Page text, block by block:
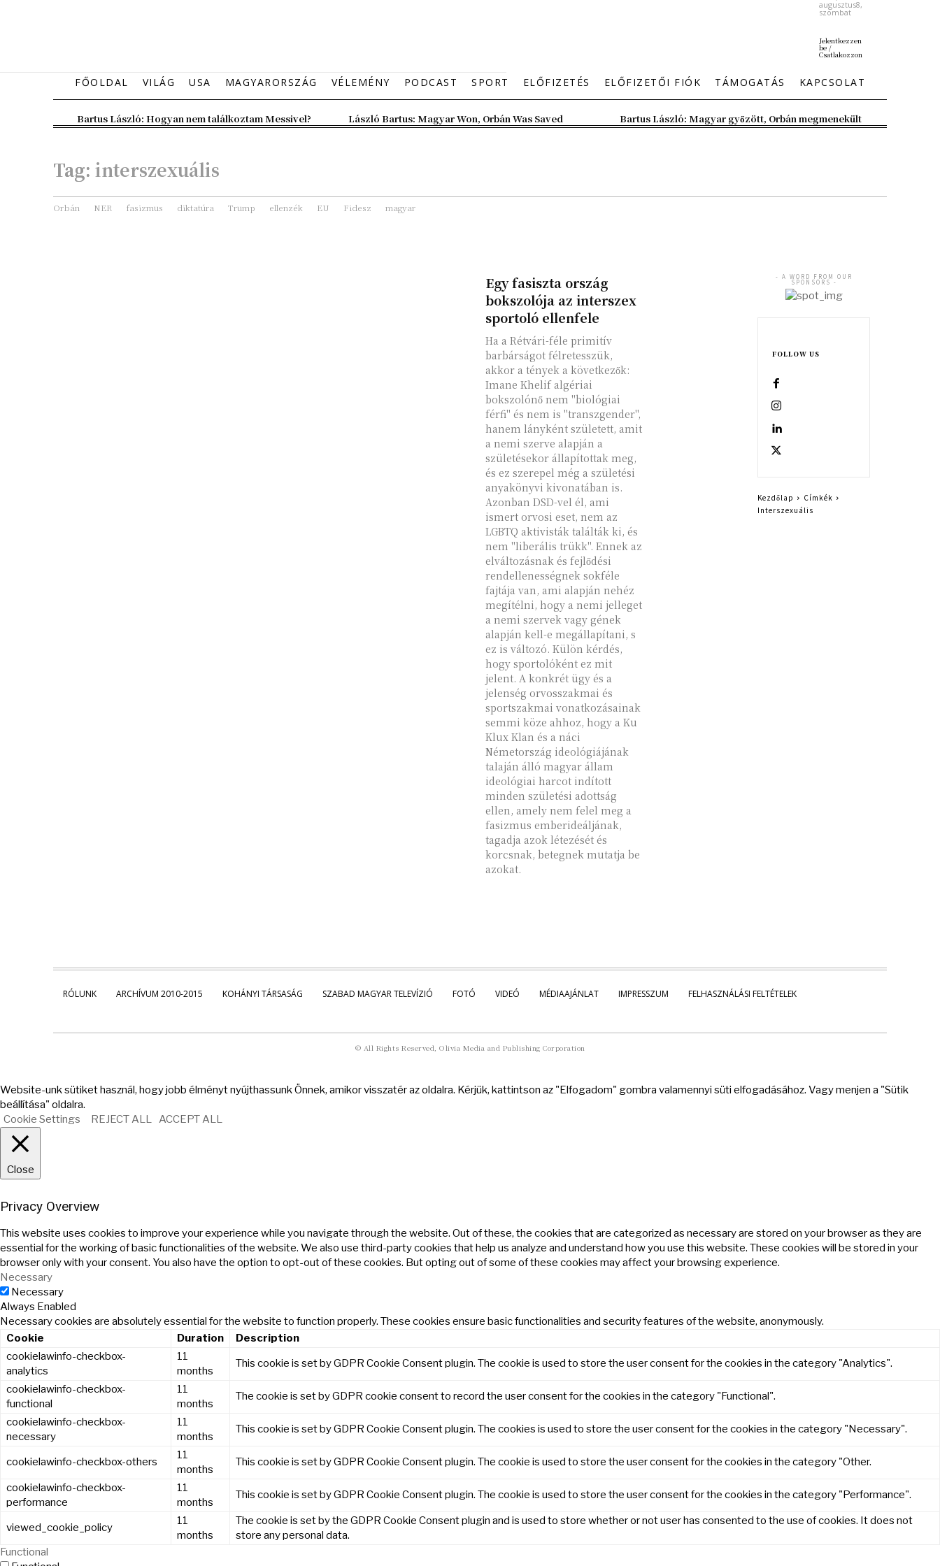
augusztus8,
szombat
Jelentkezzen
be /
Csatlakozzon
FŐOLDAL VILÁG USA MAGYARORSZÁG VÉLEMÉNY PODCAST SPORT ELŐFIZETÉS ELŐFIZETŐI FIÓK TÁMOGATÁS KAPCSOLAT
Bartus László: Hogyan nem találkoztam Messivel? László Bartus: Magyar Won, Orbán Was Saved Bartus László: Magyar győzött, Orbán megmenekült
Tag: interszexuális
Orbán NER fasizmus diktatúra Trump ellenzék EU Fidesz magyar
Egy fasiszta ország
bokszolója az interszex
sportoló ellenfele
Ha a Rétvári-féle primitív
barbárságot félretesszük,
akkor a tények a következők:
Imane Khelif algériai
bokszolónő nem "biológiai
férfi" és nem is "transzgender",
hanem lányként született, amit
a nemi szerve alapján a
születésekor állapítottak meg,
és ez szerepel még a születési
anyakönyvi kivonatában is.
Azonban DSD-vel él, ami
ismert orvosi eset, nem az
LGBTQ aktivisták találták ki, és
nem "liberális trükk". Ennek az
elváltozásnak és fejlődési
rendellenességnek sokféle
fajtája van, ami alapján nehéz
megítélni, hogy a nemi jelleget
a nemi szervek vagy gének
alapján kell-e megállapítani, s
ez is változó. Külön kérdés,
hogy sportolóként ez mit
jelent. A konkrét ügy és a
jelenség orvosszakmai és
sportszakmai vonatkozásainak
semmi köze ahhoz, hogy a Ku
Klux Klan és a náci
Németország ideológiájának
talaján álló magyar állam
ideológiai harcot indított
minden születési adottság
ellen, amely nem felel meg a
fasizmus emberideáljának,
tagadja azok létezését és
korcsnak, betegnek mutatja be
azokat.
- A WORD FROM OUR
SPONSORS -
FOLLOW US
Kezdőlap
Címkék
Interszexuális
RÓLUNK ARCHÍVUM 2010-2015 KOHÁNYI TÁRSASÁG SZABAD MAGYAR TELEVÍZIÓ FOTÓ VIDEÓ MÉDIAAJÁNLAT IMPRESSZUM FELHASZNÁLÁSI FELTÉTELEK
© All Rights Reserved, Olivia Media and Publishing Corporation
Website-unk sütiket használ, hogy jobb élményt nyújthassunk Önnek, amikor visszatér az oldalra. Kérjük, kattintson az "Elfogadom" gombra valamennyi süti elfogadásához. Vagy menjen a "Sütik
beállítása" oldalra.
Cookie Settings
REJECT ALL ACCEPT ALL
Close
Privacy Overview
This website uses cookies to improve your experience while you navigate through the website. Out of these, the cookies that are categorized as necessary are stored on your browser as they are
essential for the working of basic functionalities of the website. We also use third-party cookies that help us analyze and understand how you use this website. These cookies will be stored in your
browser only with your consent. You also have the option to opt-out of these cookies. But opting out of some of these cookies may affect your browsing experience.
Necessary
Necessary
Always Enabled
Necessary cookies are absolutely essential for the website to function properly. These cookies ensure basic functionalities and security features of the website, anonymously.
Cookie
Duration
Description
cookielawinfo-checkbox-
analytics
11
months
This cookie is set by GDPR Cookie Consent plugin. The cookie is used to store the user consent for the cookies in the category "Analytics".
cookielawinfo-checkbox-
functional
11
months
The cookie is set by GDPR cookie consent to record the user consent for the cookies in the category "Functional".
cookielawinfo-checkbox-
necessary
11
months
This cookie is set by GDPR Cookie Consent plugin. The cookies is used to store the user consent for the cookies in the category "Necessary".
cookielawinfo-checkbox-others
11
months
This cookie is set by GDPR Cookie Consent plugin. The cookie is used to store the user consent for the cookies in the category "Other.
cookielawinfo-checkbox-
performance
11
months
This cookie is set by GDPR Cookie Consent plugin. The cookie is used to store the user consent for the cookies in the category "Performance".
viewed_cookie_policy
11
months
The cookie is set by the GDPR Cookie Consent plugin and is used to store whether or not user has consented to the use of cookies. It does not
store any personal data.
Functional